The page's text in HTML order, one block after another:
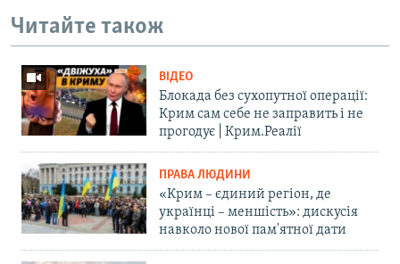
Читайте також
ВІДЕО
Блокада без сухопутної операції:
Крим сам себе не заправить і не
прогодує | Крим.Реалії
ПРАВА ЛЮДИНИ
«Крим – єдиний регіон, де
українці – меншість»: дискусія
навколо нової пам'ятної дати